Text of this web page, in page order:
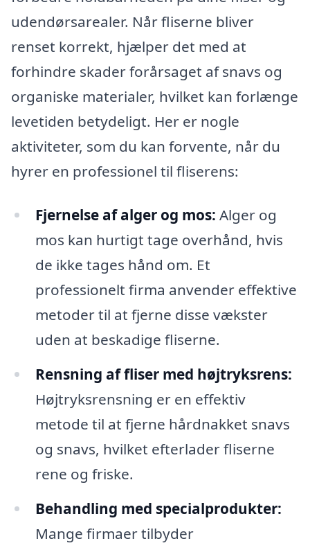
udendørsarealer. Når fliserne bliver
renset korrekt, hjælper det med at
forhindre skader forårsaget af snavs og
organiske materialer, hvilket kan forlænge
levetiden betydeligt. Her er nogle
aktiviteter, som du kan forvente, når du
hyrer en professionel til fliserens:
Fjernelse af alger og mos: Alger og
mos kan hurtigt tage overhånd, hvis
de ikke tages hånd om. Et
professionelt firma anvender effektive
metoder til at fjerne disse vækster
uden at beskadige fliserne.
Rensning af fliser med højtryksrens:
Højtryksrensning er en effektiv
metode til at fjerne hårdnakket snavs
og snavs, hvilket efterlader fliserne
rene og friske.
Behandling med specialprodukter:
Mange firmaer tilbyder